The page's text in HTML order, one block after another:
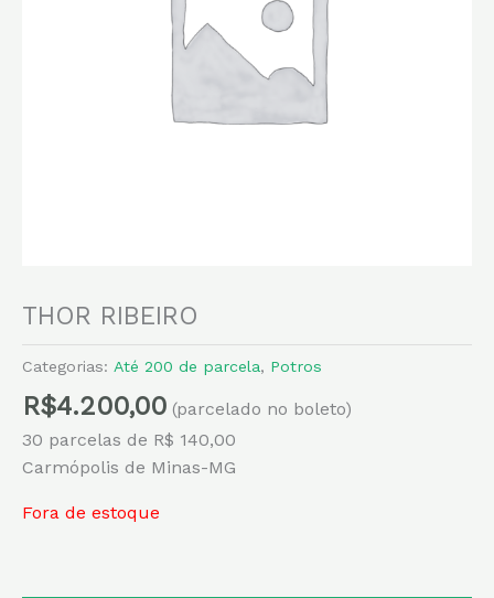
THOR RIBEIRO
Categorias: Até 200 de parcela, Potros
R$4.200,00 (parcelado no boleto)
30 parcelas de R$ 140,00
Carmópolis de Minas-MG
Fora de estoque